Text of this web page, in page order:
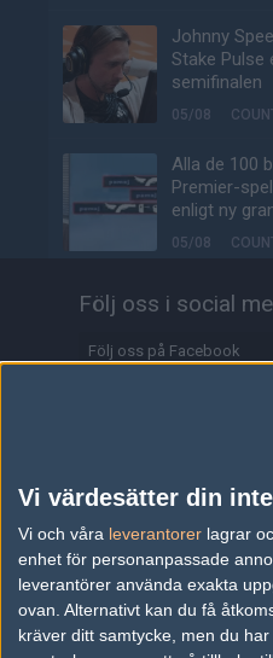
Vi värdesätter din
Vi och våra leverantorer lagrar
enhet för personanpassade
leverantörer använda exakta
ovan. Alternativt kan du få
kräver ditt samtycke, men du
Johnny
Stake Pulse
semifinalen
05/08
Alla de 100
Premier-
enligt ny
05/08
Valves nya
headset ser
04/08 ALLA
Media: jL
– hoppar in
papporna
Följ oss i social
Följ oss på Facebook
Information
Annonsering
Copyright och Privacy